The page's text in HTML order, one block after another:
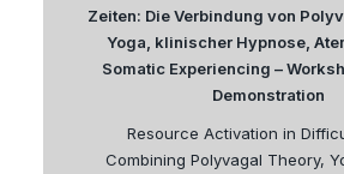
Zeiten: Die Verbindung von
Yoga, klinischer Hypnose,
Somatic Experiencing –
Demonstration
Resource Activation in
Combining Polyvagal Theory,